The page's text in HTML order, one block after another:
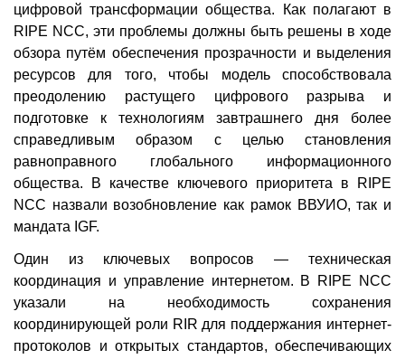
цифровой трансформации общества. Как полагают в
RIPE NCC, эти проблемы должны быть решены в ходе
обзора путём обеспечения прозрачности и выделения
ресурсов для того, чтобы модель способствовала
преодолению растущего цифрового разрыва и
подготовке к технологиям завтрашнего дня более
справедливым образом с целью становления
равноправного глобального информационного
общества. В качестве ключевого приоритета в RIPE
NCC назвали возобновление как рамок ВВУИО, так и
мандата IGF.
Один из ключевых вопросов — техническая
координация и управление интернетом. В RIPE NCC
указали на необходимость сохранения
координирующей роли RIR для поддержания интернет-
протоколов и открытых стандартов, обеспечивающих